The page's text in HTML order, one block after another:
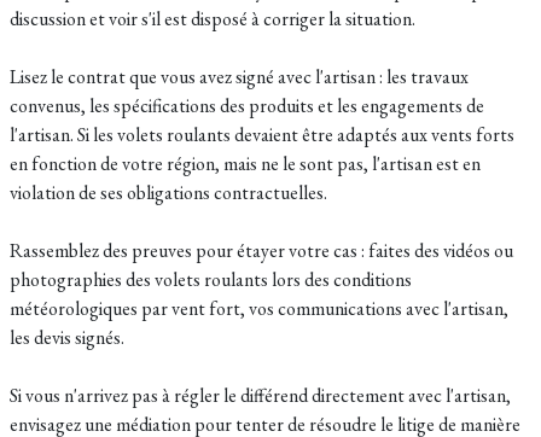
discussion et voir s'il est disposé à corriger la situation.
Lisez le contrat que vous avez signé avec l'artisan : les travaux
convenus, les spécifications des produits et les engagements de
l'artisan. Si les volets roulants devaient être adaptés aux vents forts
en fonction de votre région, mais ne le sont pas, l'artisan est en
violation de ses obligations contractuelles.
Rassemblez des preuves pour étayer votre cas : faites des vidéos ou
photographies des volets roulants lors des conditions
météorologiques par vent fort, vos communications avec l'artisan,
les devis signés.
Si vous n'arrivez pas à régler le différend directement avec l'artisan,
envisagez une médiation pour tenter de résoudre le litige de manière